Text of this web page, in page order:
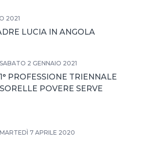
2021
LUCIA IN ANGOLA
SABATO 2 GENNAIO 2021
1° PROFESSIONE TRIENNALE
SORELLE POVERE SERVE
MARTEDÌ 7 APRILE 2020